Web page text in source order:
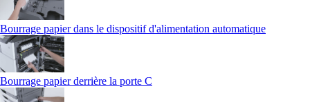
Bourrage papier dans le dispositif d'alimentation automatique
Bourrage papier derrière la porte C